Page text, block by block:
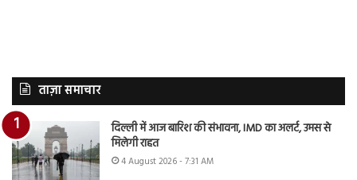
ताज़ा समाचार
दिल्ली में आज बारिश की संभावना, IMD का अलर्ट, उमस से
मिलेगी राहत
4 August 2026 - 7:31 AM